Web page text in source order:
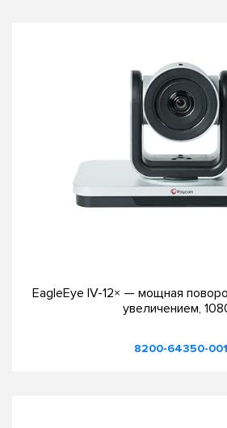
EagleEye IV-12× — мощная
увеличением,
8200-64350-001